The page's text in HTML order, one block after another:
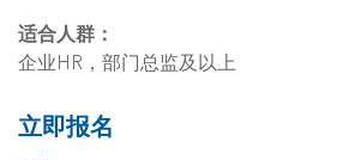
适合人群：
企业HR，部门总监及以上
立即报名